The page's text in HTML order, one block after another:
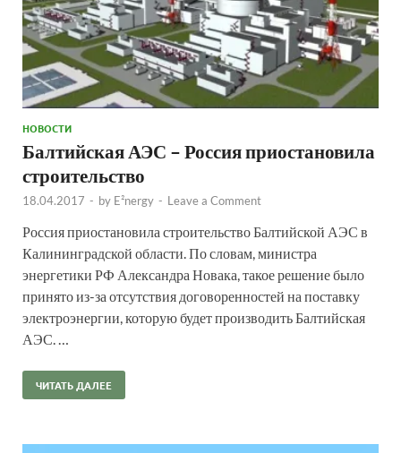
НОВОСТИ
Балтийская АЭС – Россия приостановила
строительство
18.04.2017 - by E²nergy - Leave a Comment
Россия приостановила строительство Балтийской АЭС в
Калининградской области. По словам, министра
энергетики РФ Александра Новака, такое решение было
принято из-за отсутствия договоренностей на поставку
электроэнергии, которую будет производить Балтийская
АЭС. …
ЧИТАТЬ ДАЛЕЕ